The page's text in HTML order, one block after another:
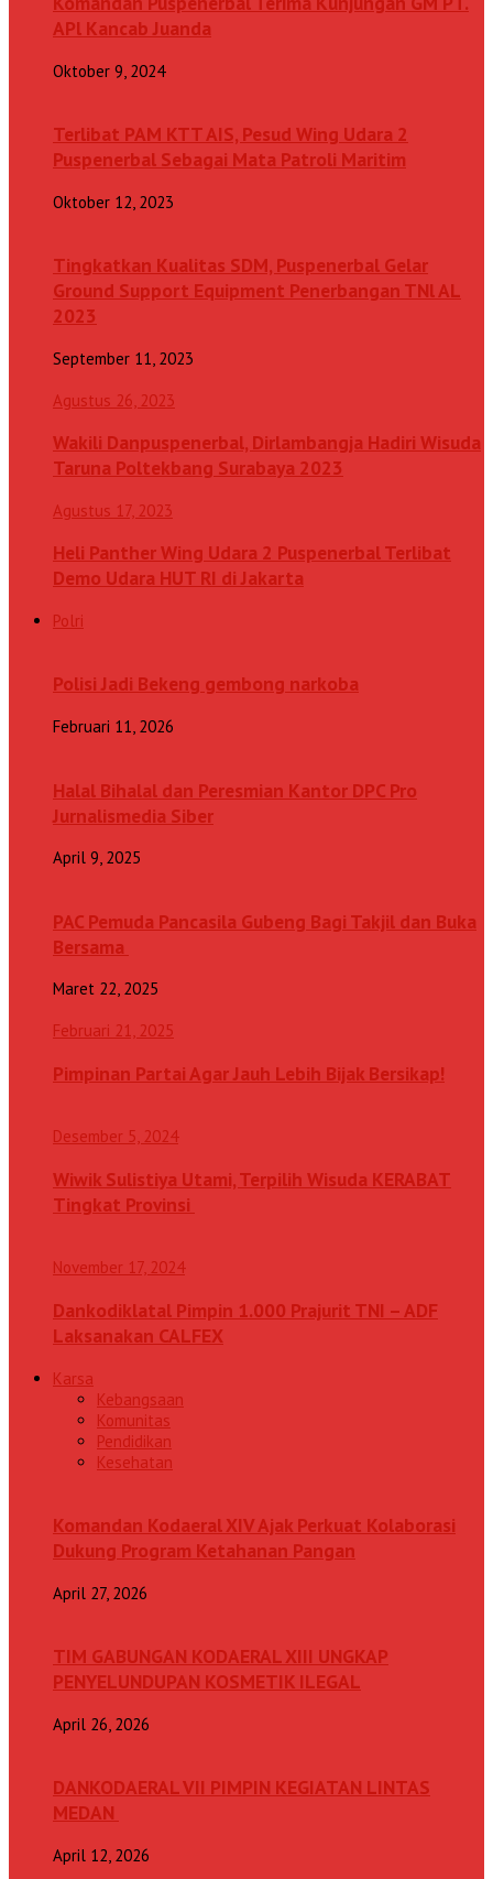
APl Kancab Juanda
Oktober 9, 2024
Terlibat PAM KTT AIS, Pesud Wing Udara 2
Puspenerbal Sebagai Mata Patroli Maritim
Oktober 12, 2023
Tingkatkan Kualitas SDM, Puspenerbal Gelar
Ground Support Equipment Penerbangan TNl AL
2023
September 11, 2023
Agustus 26, 2023
Wakili Danpuspenerbal, Dirlambangja Hadiri Wisuda
Taruna Poltekbang Surabaya 2023
Agustus 17, 2023
Heli Panther Wing Udara 2 Puspenerbal Terlibat
Demo Udara HUT RI di Jakarta
Polri
Polisi Jadi Bekeng gembong narkoba
Februari 11, 2026
Halal Bihalal dan Peresmian Kantor DPC Pro
Jurnalismedia Siber
April 9, 2025
PAC Pemuda Pancasila Gubeng Bagi Takjil dan Buka
Bersama
Maret 22, 2025
Februari 21, 2025
Pimpinan Partai Agar Jauh Lebih Bijak Bersikap!
Desember 5, 2024
Wiwik Sulistiya Utami, Terpilih Wisuda KERABAT
Tingkat Provinsi
November 17, 2024
Dankodiklatal Pimpin 1.000 Prajurit TNI – ADF
Laksanakan CALFEX
Karsa
Kebangsaan
Komunitas
Pendidikan
Kesehatan
Komandan Kodaeral XIV Ajak Perkuat Kolaborasi
Dukung Program Ketahanan Pangan
April 27, 2026
TIM GABUNGAN KODAERAL XIII UNGKAP
PENYELUNDUPAN KOSMETIK ILEGAL
April 26, 2026
DANKODAERAL VII PIMPIN KEGIATAN LINTAS
MEDAN
April 12, 2026